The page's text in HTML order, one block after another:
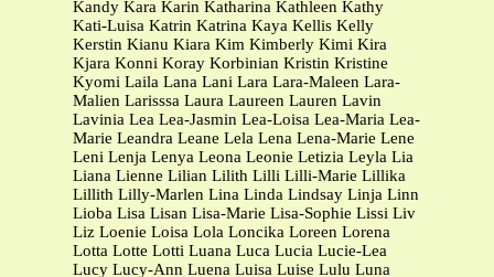
Kandy Kara Karin Katharina Kathleen Kathy
Kati-Luisa Katrin Katrina Kaya Kellis Kelly
Kerstin Kianu Kiara Kim Kimberly Kimi Kira
Kjara Konni Koray Korbinian Kristin Kristine
Kyomi Laila Lana Lani Lara Lara-Maleen Lara-
Malien Larisssa Laura Laureen Lauren Lavin
Lavinia Lea Lea-Jasmin Lea-Loisa Lea-Maria Lea-
Marie Leandra Leane Lela Lena Lena-Marie Lene
Leni Lenja Lenya Leona Leonie Letizia Leyla Lia
Liana Lienne Lilian Lilith Lilli Lilli-Marie Lillika
Lillith Lilly-Marlen Lina Linda Lindsay Linja Linn
Lioba Lisa Lisan Lisa-Marie Lisa-Sophie Lissi Liv
Liz Loenie Loisa Lola Loncika Loreen Lorena
Lotta Lotte Lotti Luana Luca Lucia Lucie-Lea
Lucy Lucy-Ann Luena Luisa Luise Lulu Luna